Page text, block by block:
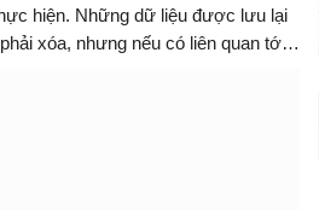
hiện. Những dữ liệu được lưu lại
xóa, nhưng nếu có liên quan tới
nhân thì bạn nên cân nhắc xóa dữ